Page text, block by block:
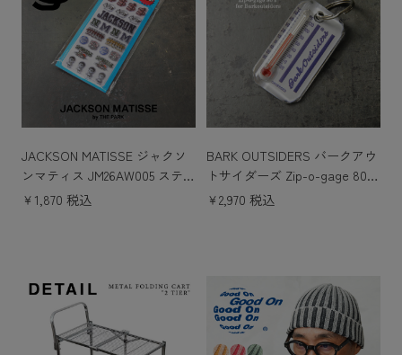
JACKSON MATISSE ジャクソ
ンマティス JM26AW005 ステッ
カー
￥1,870 税込
BARK OUTSIDERS バークアウ
トサイダーズ Zip-o-gage 80s f
or Barkoutsiders ジップオーゲ
￥2,970 税込